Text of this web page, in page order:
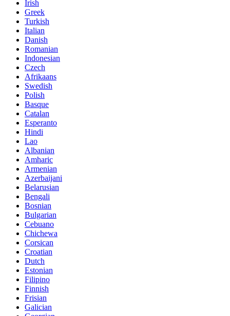
Irish
Greek
Turkish
Italian
Danish
Romanian
Indonesian
Czech
Afrikaans
Swedish
Polish
Basque
Catalan
Esperanto
Hindi
Lao
Albanian
Amharic
Armenian
Azerbaijani
Belarusian
Bengali
Bosnian
Bulgarian
Cebuano
Chichewa
Corsican
Croatian
Dutch
Estonian
Filipino
Finnish
Frisian
Galician